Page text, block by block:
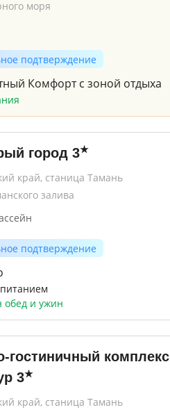
моря
подтверждение
Комфорт с зоной отдыха
город 3★
край, станица Тамань
залива
подтверждение
обед и ужин
гостиничный комплекс
3★
край, станица Тамань